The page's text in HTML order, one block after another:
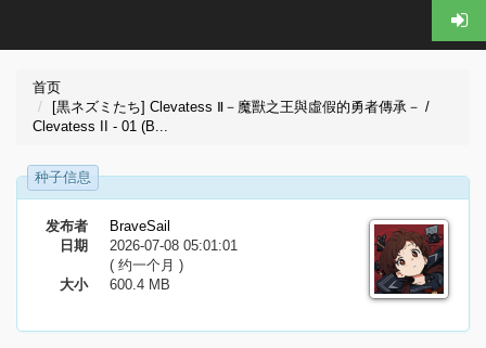
首页
[黒ネズミたち] Clevatess Ⅱ－魔獸之王與虛假的勇者傳承－ /
Clevatess II - 01 (B...
种子信息
发布者
BraveSail
日期
2026-07-08 05:01:01
( 约一个月 )
大小
600.4 MB